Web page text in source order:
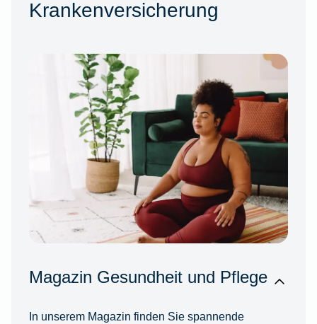
Krankenversicherung
Magazin Gesundheit und Pflege
In unserem Magazin finden Sie spannende